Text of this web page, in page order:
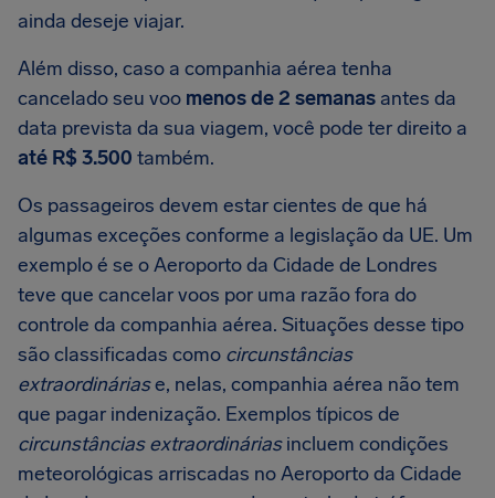
ainda deseje viajar.
Além disso, caso a companhia aérea tenha
cancelado seu voo menos de 2 semanas antes da
data prevista da sua viagem, você pode ter direito a
até R$ 3.500 também.
Os passageiros devem estar cientes de que há
algumas exceções conforme a legislação da UE. Um
exemplo é se o Aeroporto da Cidade de Londres
teve que cancelar voos por uma razão fora do
controle da companhia aérea. Situações desse tipo
são classificadas como circunstâncias
extraordináriase, nelas, companhia aérea não tem
que pagar indenização. Exemplos típicos de
circunstâncias extraordináriasincluem condições
meteorológicas arriscadas no Aeroporto da Cidade